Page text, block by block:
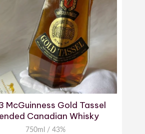
McGuinness Gold Tassel
Canadian Whisky
750ml / 43%